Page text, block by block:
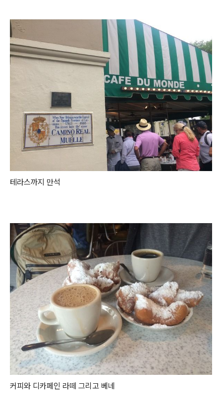
테라스까지 만석
커피와 디카페인 라떼 그리고 베네